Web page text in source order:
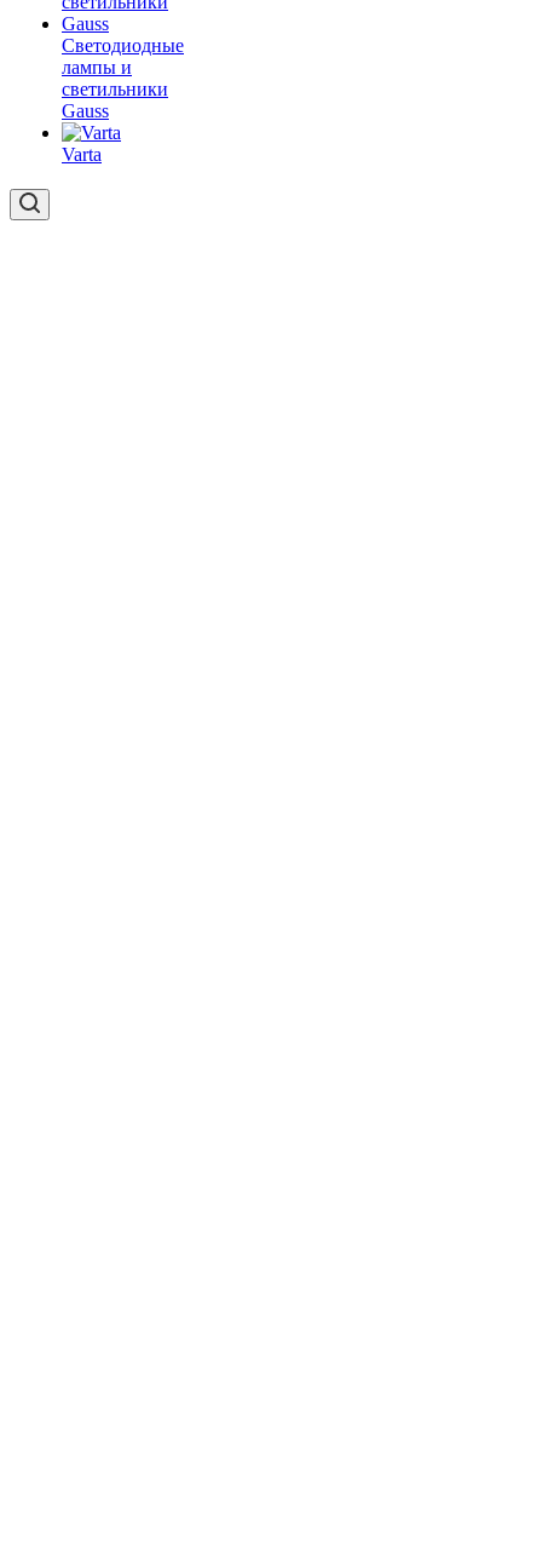
Светодиодные
лампы и
светильники
Gauss
Varta